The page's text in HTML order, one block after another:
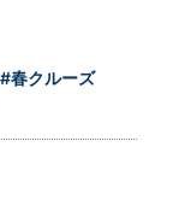
#春クルーズ